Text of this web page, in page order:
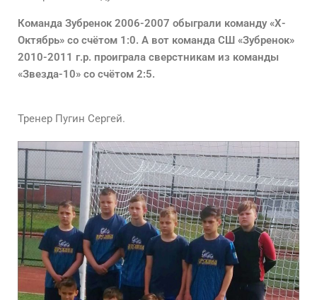
Команда Зубренок 2006-2007 обыграли команду «Х-
Октябрь» со счётом 1:0. А вот команда СШ «Зубренок»
2010-2011 г.р. проиграла сверстникам из команды
«Звезда-10» со счётом 2:5.
Тренер Пугин Сергей.